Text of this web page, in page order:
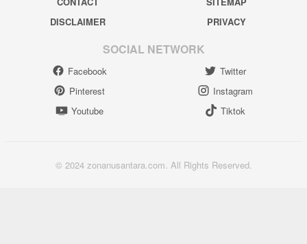
DISCLAIMER
PRIVACY
SOCIAL NETWORK
Facebook
Twitter
Pinterest
Instagram
Youtube
Tiktok
© 2024 zonanusantara.com. All Rights Reserved.